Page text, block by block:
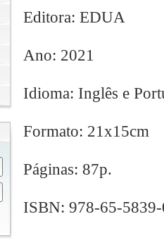
Editora: EDUA
Ano: 2021
Idioma: Inglês e
Formato: 21x15cm
Páginas: 87p.
ISBN: 978-65-